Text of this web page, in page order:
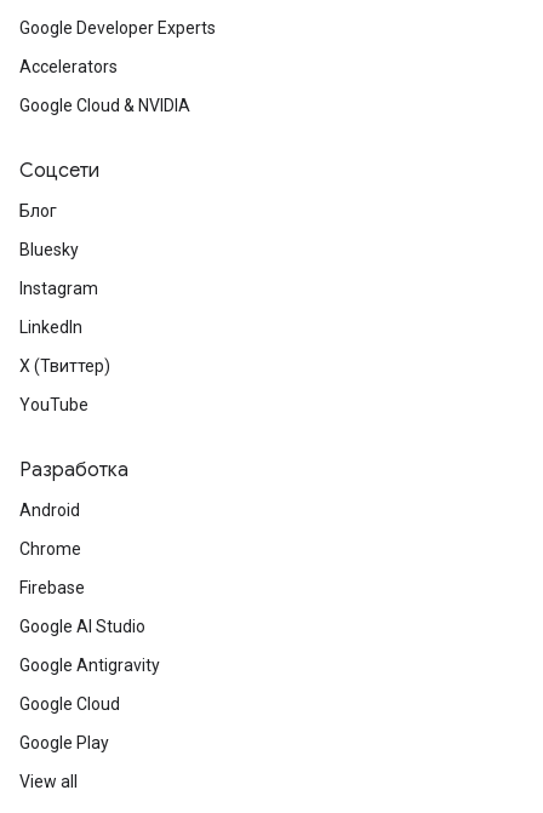
Google Developer Experts
Accelerators
Google Cloud & NVIDIA
Соцсети
Блог
Bluesky
Instagram
LinkedIn
X (Твиттер)
YouTube
Разработка
Android
Chrome
Firebase
Google AI Studio
Google Antigravity
Google Cloud
Google Play
View all